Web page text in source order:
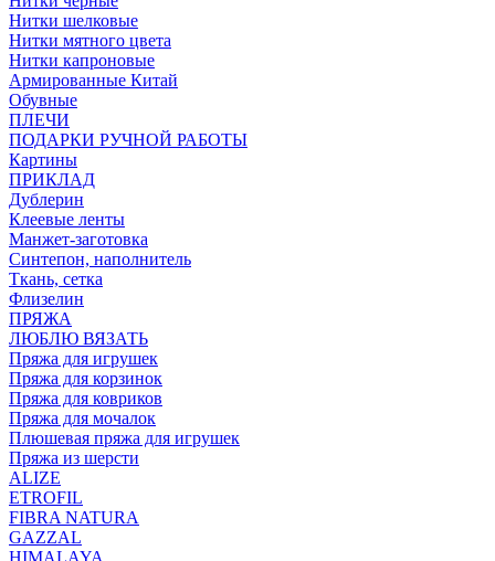
Нитки шелковые
Нитки мятного цвета
Нитки капроновые
Армированные Китай
Обувные
ПЛЕЧИ
ПОДАРКИ РУЧНОЙ РАБОТЫ
Картины
ПРИКЛАД
Дублерин
Клеевые ленты
Манжет-заготовка
Синтепон, наполнитель
Ткань, сетка
Флизелин
ПРЯЖА
ЛЮБЛЮ ВЯЗАТЬ
Пряжа для игрушек
Пряжа для корзинок
Пряжа для ковриков
Пряжа для мочалок
Плюшевая пряжа для игрушек
Пряжа из шерсти
ALIZE
ETROFIL
FIBRA NATURA
GAZZAL
HIMALAYA